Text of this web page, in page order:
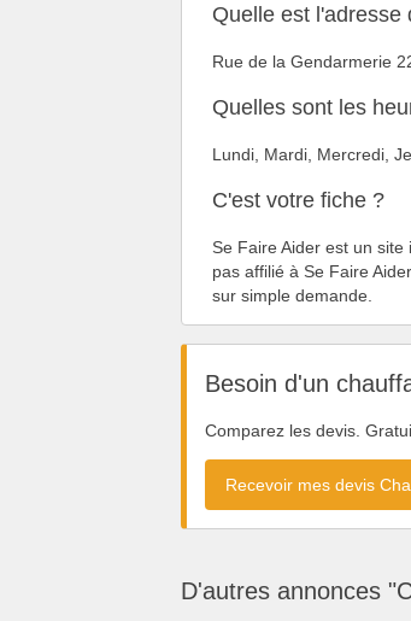
Quelle est l'adresse
Rue de la Gendarmerie
Quelles sont les
Lundi, Mardi, Mercredi,
C'est votre fiche ?
Se Faire Aider est un
pas affilié à Se Faire Aider.
sur simple demande.
Besoin d'un
Comparez les devis.
Recevoir mes devis
D'autres annonces